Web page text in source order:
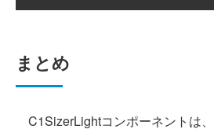
まとめ
C1SizerLightコンポーネントは